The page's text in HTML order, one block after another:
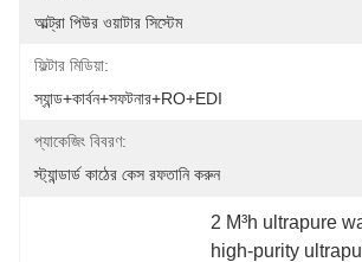
আল্ট্রা পিউর ওয়াটার সিস্টেম
ফিল্টার মিডিয়া:
স্যান্ড+কার্বন+সফটনার+RO+EDI
প্যাকেজিং বিবরণ:
স্ট্যান্ডার্ড কাঠের কেস রফতানি করুন
2 M³h ultrapure
high-purity